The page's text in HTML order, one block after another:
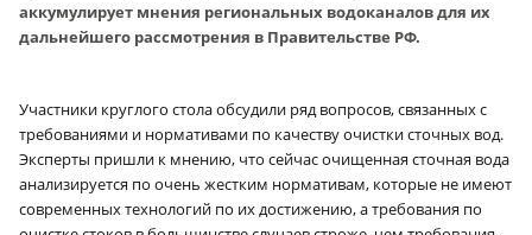
аккумулирует мнения региональных водоканалов для их
дальнейшего рассмотрения в Правительстве РФ.
Участники круглого стола обсудили ряд вопросов, связанных с
требованиями и нормативами по качеству очистки сточных вод.
Эксперты пришли к мнению, что сейчас очищенная сточная вода
анализируется по очень жестким нормативам, которые не имеют
современных технологий по их достижению, а требования по